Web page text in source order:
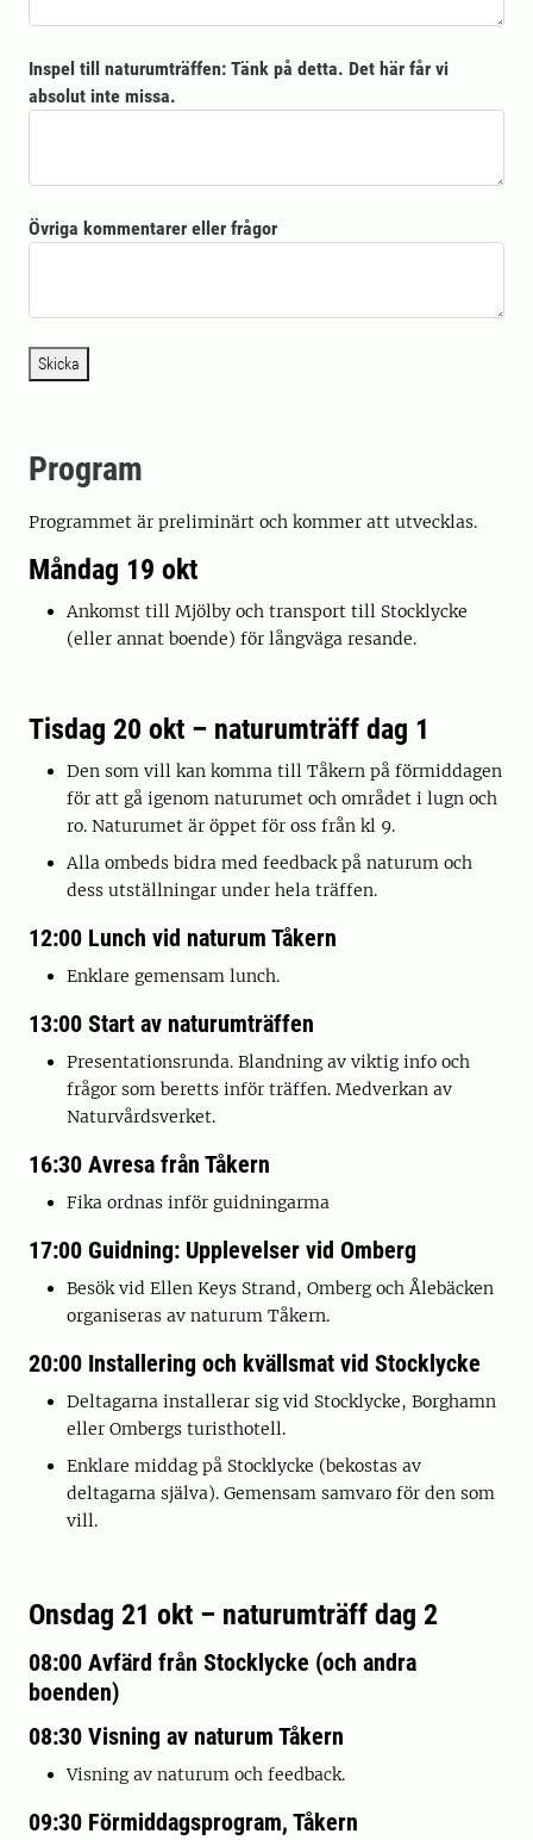
Inspel till naturumträffen: Tänk på detta. Det här får vi
absolut inte missa.
Övriga kommentarer eller frågor
Skicka
Program
Programmet är preliminärt och kommer att utvecklas.
Måndag 19 okt
Ankomst till Mjölby och transport till Stocklycke
(eller annat boende) för långväga resande.
Tisdag 20 okt – naturumträff dag 1
Den som vill kan komma till Tåkern på förmiddagen
för att gå igenom naturumet och området i lugn och
ro. Naturumet är öppet för oss från kl 9.
Alla ombeds bidra med feedback på naturum och
dess utställningar under hela träffen.
12:00 Lunch vid naturum Tåkern
Enklare gemensam lunch.
13:00 Start av naturumträffen
Presentationsrunda. Blandning av viktig info och
frågor som beretts inför träffen. Medverkan av
Naturvårdsverket.
16:30 Avresa från Tåkern
Fika ordnas inför guidningarma
17:00 Guidning: Upplevelser vid Omberg
Besök vid Ellen Keys Strand, Omberg och Ålebäcken
organiseras av naturum Tåkern.
20:00 Installering och kvällsmat vid Stocklycke
Deltagarna installerar sig vid Stocklycke, Borghamn
eller Ombergs turisthotell.
Enklare middag på Stocklycke (bekostas av
deltagarna själva). Gemensam samvaro för den som
vill.
Onsdag 21 okt – naturumträff dag 2
08:00 Avfärd från Stocklycke (och andra
boenden)
08:30 Visning av naturum Tåkern
Visning av naturum och feedback.
09:30 Förmiddagsprogram, Tåkern